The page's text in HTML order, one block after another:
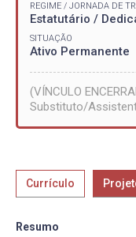
REGIME / JORNADA DE
Estatutário /
SITUAÇÃO
Ativo Permanente
(VÍNCULO
Substituto/
Currículo
Resumo